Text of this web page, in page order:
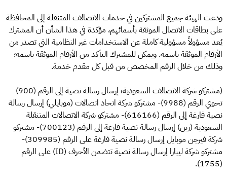
ودعت الهيئة جميع المشتركين في خدمات الاتصالات المتنقلة إلى المحافظة
على بطاقات الاتصال الموثقة بأسمائهم، مؤكدة في هذا الشأن أن المشترك
يُعد مسؤولاً مسؤولية كاملة عن الاستخدامات غير النظامية التي تصدر من
الأرقام الموثقة باسمه. ويمكن للمشترك التأكد من الأرقام الموثقة باسمه؛
وذلك من خلال الرقم المخصص من قبل كل مقدم خدمة.
(مشتركو شركة الاتصالات السعودية؛ إرسال رسالة نصية إلى الرقم (900)
تحوي الرقم (9988)- مشتركو شركة اتحاد اتصالات (موبايلي) إرسال رسالة
نصية فارغة إلى الرقم (616166)- مشتركو شركة الاتصالات المتنقلة
السعودية (زين) إرسال رسالة نصية فارغة إلى الرقم (700123)- مشتركو
شركة فيرجن موبايل إرسال رسالة نصية فارغة على الرقم (309985)-
مشتركو شركة ليبارا إرسال رسالة نصية تتضمن الأحرف (ID) على الرقم
(1755).